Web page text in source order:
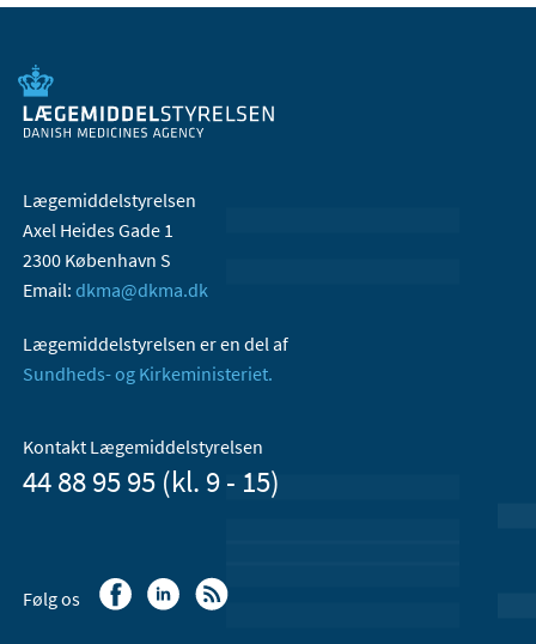
Lægemiddelstyrelsen
Axel Heides Gade 1
2300 København S
Email: dkma@dkma.dk
Lægemiddelstyrelsen er en del af
Sundheds- og Kirkeministeriet.
Kontakt Lægemiddelstyrelsen
44 88 95 95 (kl. 9 - 15)
Følg os